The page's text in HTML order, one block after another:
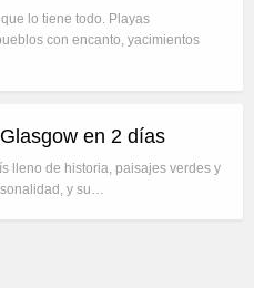
lo tiene todo. Playas
con encanto, yacimientos
en 2 días
lleno de historia, paisajes verdes y
y su…